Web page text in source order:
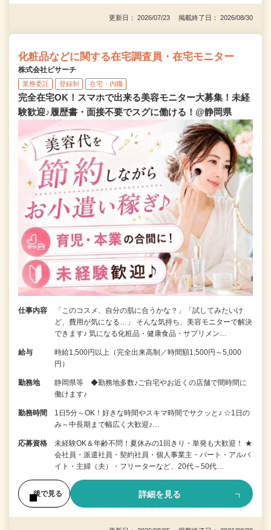
更新日： 2026/07/23 掲載終了日： 2026/08/30
化粧品などに関する在宅調査員・在宅モニター
株式会社ビサーチ
業務委託 登録制 在宅・内職
完全在宅OK！スマホで出来る美容モニター大募集！未経
験歓迎♪履歴書・面接不要でスグに働ける！@静岡県
仕事内容
「このコスメ、自分の肌に合うかな？」「試してみたいけ
ど、費用が気になる…」 そんな気持ち、美容モニターで解決
できます♪ 気になる化粧品・健康食品・サプリメン…
給与
時給1,500円以上（完全出来高制／時間額1,500円～5,000
円）
勤務地
静岡県等 ◆勤務地多数♪ご自宅やお近くの店舗で間時間に
働けます♪
勤務時間
1日5分～OK！好きな時間やスキマ時間でサクッと♪ ☆1日の
み～中長期まで幅広く大歓迎♪…
応募資格
未経験OK＆年齢不問！夏休みの1回きり・単発も大歓迎！ ★
会社員・派遣社員・契約社員・個人事業主・パート・アルバ
イト・主婦（夫）・フリーターなど、20代～50代…
後で見る 詳細を見る